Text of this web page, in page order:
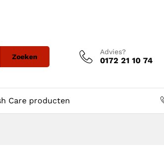
Zoeken
Advies?
0172 21 10 74
Care producten